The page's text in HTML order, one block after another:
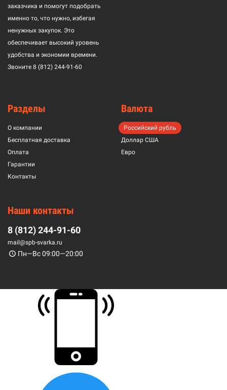
заказчика и помогут подобрать
именно то, что нужно, избегая
ненужных закупок. Это
обеспечивает высокий уровень
удобства и экономии времени.
Звоните 8 (812) 244-91-60
Разделы
О компании
Бесплатная доставка
Оплата
Гарантии
Контакты
Валюта
Российский рубль
Доллар США
Евро
Наши контакты
8 (812) 244-91-60
mail@spb-svarka.ru
Пн—Вс 09:00—20:00